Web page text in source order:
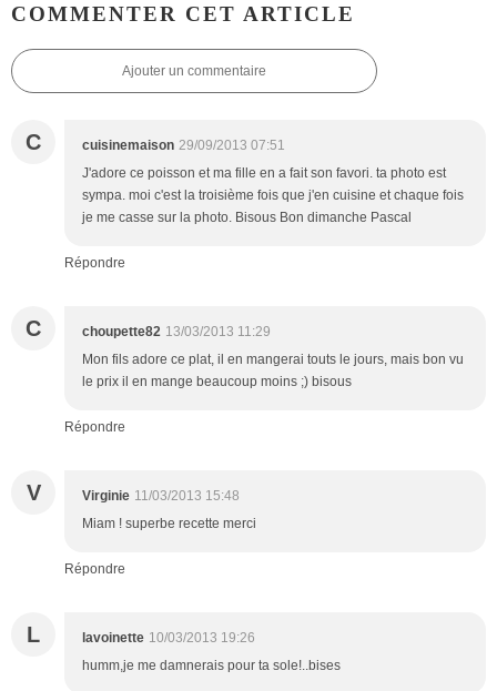
COMMENTER CET ARTICLE
Ajouter un commentaire
C cuisinemaison 29/09/2013 07:51
J'adore ce poisson et ma fille en a fait son favori. ta photo est
sympa. moi c'est la troisième fois que j'en cuisine et chaque fois
je me casse sur la photo. Bisous Bon dimanche Pascal
Répondre
C choupette82 13/03/2013 11:29
Mon fils adore ce plat, il en mangerai touts le jours, mais bon vu
le prix il en mange beaucoup moins ;) bisous
Répondre
V Virginie 11/03/2013 15:48
Miam ! superbe recette merci
Répondre
L lavoinette 10/03/2013 19:26
humm,je me damnerais pour ta sole!..bises